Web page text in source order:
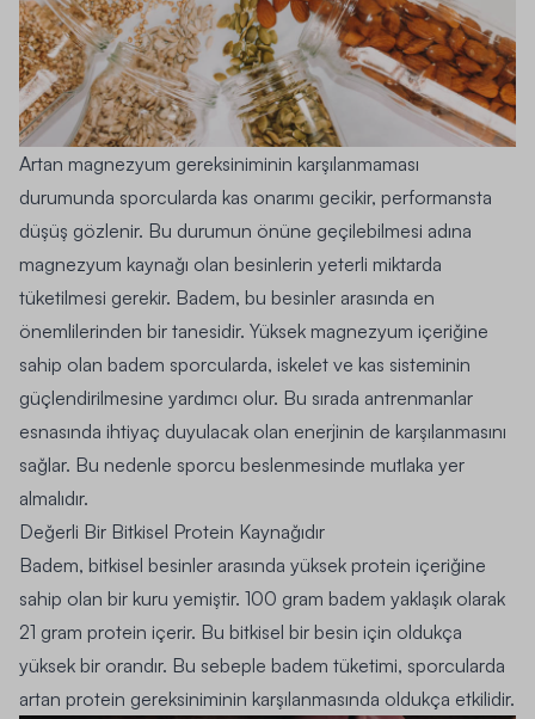
Artan magnezyum gereksiniminin karşılanmaması
durumunda sporcularda kas onarımı gecikir, performansta
düşüş gözlenir. Bu durumun önüne geçilebilmesi adına
magnezyum kaynağı olan besinlerin yeterli miktarda
tüketilmesi gerekir. Badem, bu besinler arasında en
önemlilerinden bir tanesidir. Yüksek magnezyum içeriğine
sahip olan badem sporcularda, iskelet ve kas sisteminin
güçlendirilmesine yardımcı olur. Bu sırada antrenmanlar
esnasında ihtiyaç duyulacak olan enerjinin de karşılanmasını
sağlar. Bu nedenle sporcu beslenmesinde mutlaka yer
almalıdır.
Değerli Bir Bitkisel Protein Kaynağıdır
Badem, bitkisel besinler arasında yüksek protein içeriğine
sahip olan bir kuru yemiştir. 100 gram badem yaklaşık olarak
21 gram protein içerir. Bu bitkisel bir besin için oldukça
yüksek bir orandır. Bu sebeple badem tüketimi, sporcularda
artan protein gereksiniminin karşılanmasında oldukça etkilidir.